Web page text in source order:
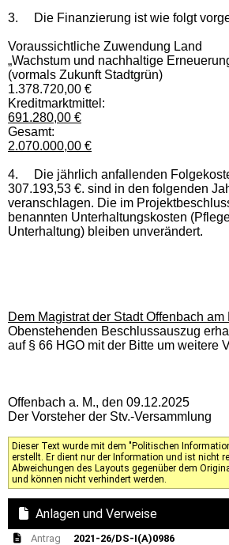
3. Die Finanzierung ist wie folgt
Voraussichtliche Zuwendung Land
„Wachstum und nachhaltige
(vormals Zukunft
1.378.720,00 €
691.280,00 €
2.070.000,00 €
4.
Die jährlich anfallenden
307.193,53 €. sind in den folgenden
veranschlagen. Die im
benannten Unterhaltungskosten
Unterhaltung) bleiben unverändert.
Dem Magistrat der Stadt Offenbach am
Obenstehenden Beschlussauszug
auf § 66 HGO mit der Bitte um weitere
Offenbach a. M., den 09.12.2025
Der Vorsteher der Stv.-Versammlung
Dieser Text wurde mit dem "Politischen
erstellt. Er dient nur der Information und ist nicht
Abweichungen des Layouts gegenüber dem
und können nicht verhindert werden.
Anlagen und Verweise
Antrag
2021-26/DS-I(A)0986